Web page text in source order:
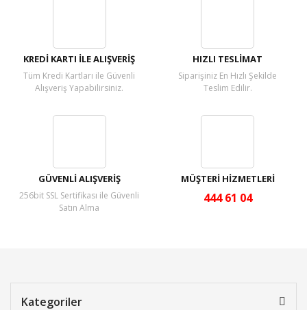
KREDİ KARTI İLE ALIŞVERİŞ
Tüm Kredi Kartları ile Güvenli
Alışveriş Yapabilirsiniz.
HIZLI TESLİMAT
Siparişiniz En Hızlı Şekilde
Teslim Edilir.
GÜVENLİ ALIŞVERİŞ
256bit SSL Sertifikası ile Güvenli
Satın Alma
MÜŞTERİ HİZMETLERİ
444 61 04
Kategoriler